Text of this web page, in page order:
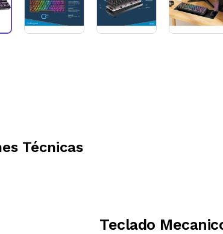
Técnicas
Teclado